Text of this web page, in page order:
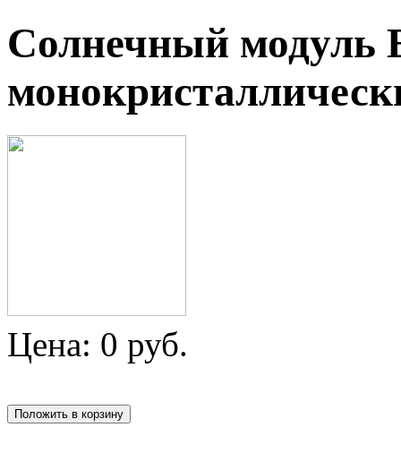
Солнечный модуль
Цена: 0 руб.